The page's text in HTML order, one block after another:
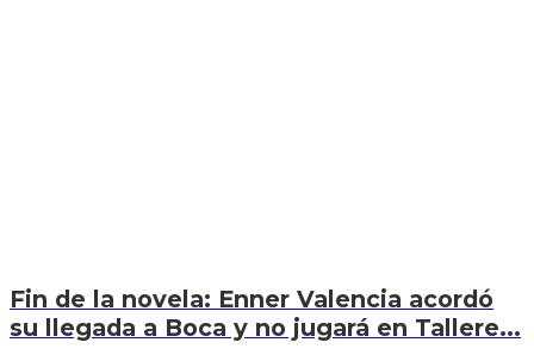
Fin de la novela: Enner Valencia acordó
su llegada a Boca y no jugará en Tallere...